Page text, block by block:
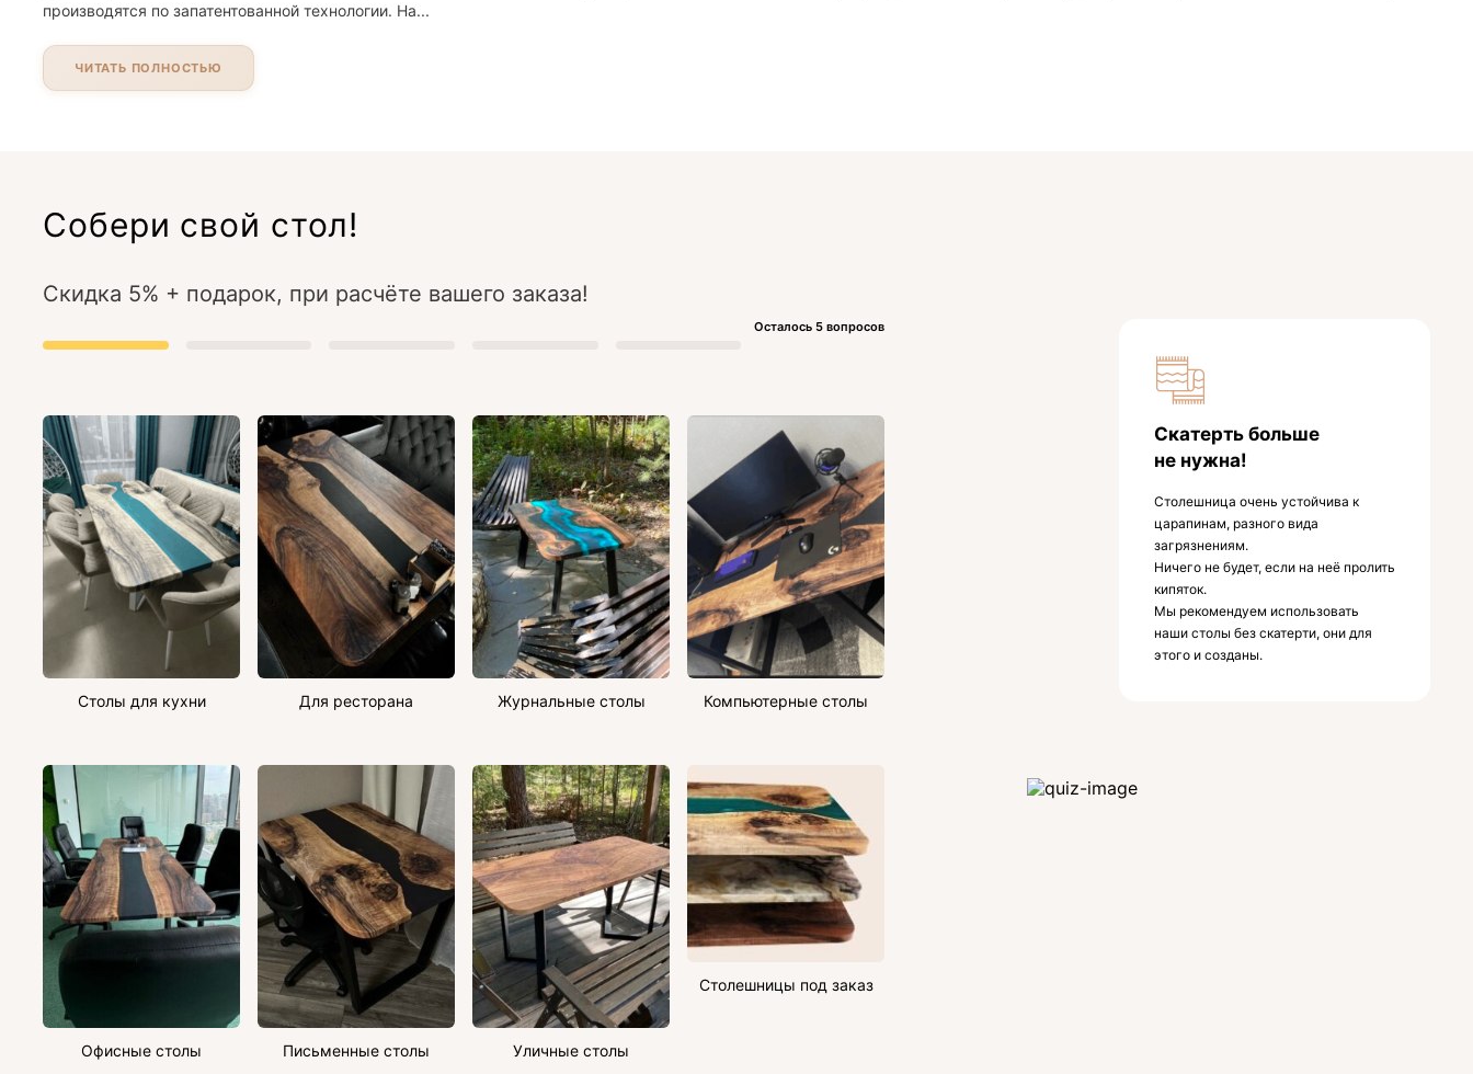
производятся по запатентованной технологии. На...
ЧИТАТЬ ПОЛНОСТЬЮ
Собери свой стол!
Скидка 5% + подарок, при расчёте вашего заказа!
Осталось 5 вопросов
Столы для кухни Для ресторана Журнальные столы Компьютерные столы
Офисные столы Письменные столы Уличные столы
Столешницы под заказ
Скатерть больше
не нужна!
Столешница очень устойчива к
царапинам, разного вида
загрязнениям.
Ничего не будет, если на неё пролить
кипяток.
Мы рекомендуем использовать
наши столы без скатерти, они для
этого и созданы.